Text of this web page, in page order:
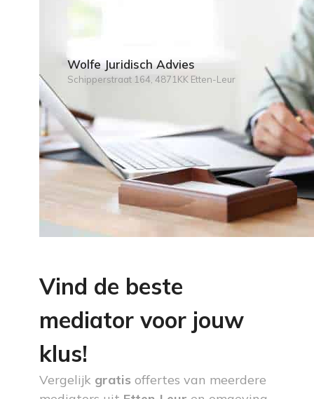
Wolfe Juridisch Advies
Schipperstraat 164, 4871KK Etten-Leur
Vind de beste
mediator voor jouw
klus!
Vergelijk gratis offertes van meerdere